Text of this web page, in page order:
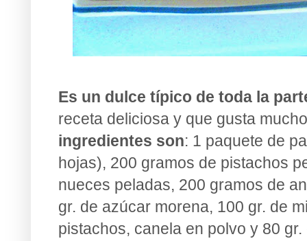
Es un dulce típico de toda la
receta deliciosa y que gusta
ingredientes son: 1 paquete de
hojas), 200 gramos de pistachos
nueces peladas, 200 gramos de
gr. de azúcar morena, 100 gr. de
pistachos, canela en polvo y 80